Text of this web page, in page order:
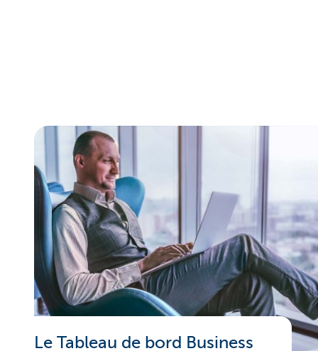
Le Tableau de bord Business